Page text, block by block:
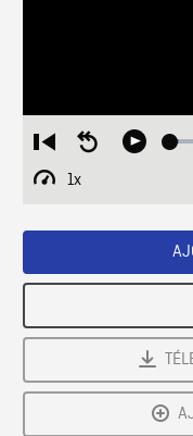
Restart
from
beginning
Seek
Play
1x
Playback